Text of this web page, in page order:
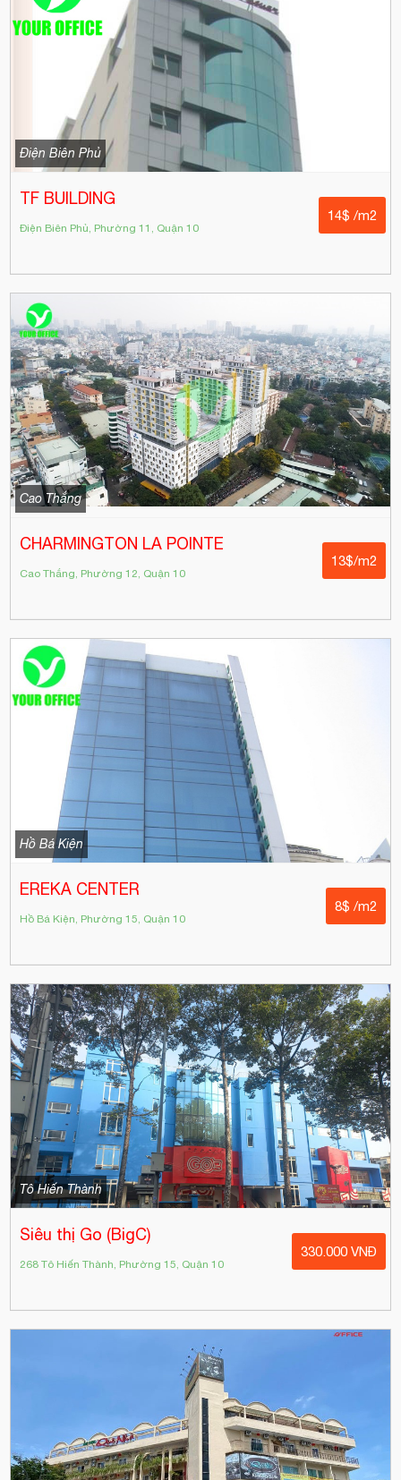
Điện Biên Phủ
TF BUILDING
Điện Biên Phủ, Phường 11, Quận 10
14$ /m2
Cao Thắng
CHARMINGTON LA POINTE
Cao Thắng, Phường 12, Quận 10
13$/m2
Hồ Bá Kiện
EREKA CENTER
Hồ Bá Kiện, Phường 15, Quận 10
8$ /m2
Tô Hiến Thành
Siêu thị Go (BigC)
268 Tô Hiến Thành, Phường 15, Quận 10
330.000 VNĐ